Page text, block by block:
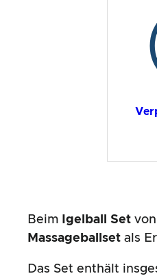
Beim Igelball Set
Massageballset als
Das Set enthält